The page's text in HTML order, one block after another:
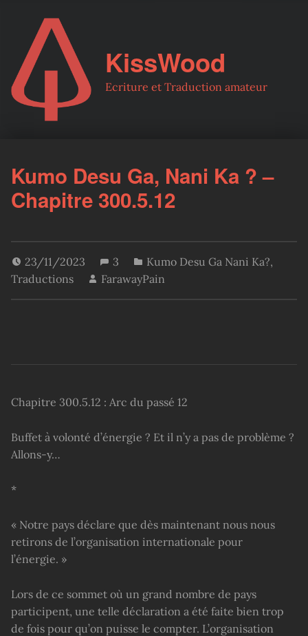
KissWood
Ecriture et Traduction amateur
Kumo Desu Ga, Nani Ka ? –
Chapitre 300.5.12
23/11/2023 3 Kumo Desu Ga Nani Ka?,
Traductions
FarawayPain
Chapitre 300.5.12 : Arc du passé 12
Buffet à volonté d’énergie ? Et il n’y a pas de problème ?
Allons-y…
*
« Notre pays déclare que dès maintenant nous nous
retirons de l’organisation internationale pour
l’énergie. »
Lors de ce sommet où un grand nombre de pays
participent, une telle déclaration a été faite bien trop
de fois pour qu’on puisse le compter. L’organisation